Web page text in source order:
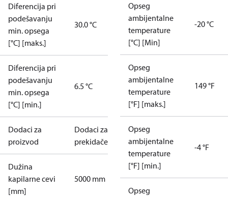
Diferencija pri
podešavanju
min. opsega
[°C] [maks.]
30.0 °C
Diferencija pri
podešavanju
min. opsega
[°C] [min.]
6.5 °C
Dodaci za
proizvod
Dodaci za
prekidače
Dužina
kapilarne cevi
[mm]
5000 mm
Opseg
ambijentalne
temperature
[°C] [Min]
-20 °C
Opseg
ambijentalne
temperature
[°F] [maks.]
149 °F
Opseg
ambijentalne
temperature
[°F] [min.]
-4 °F
Opseg